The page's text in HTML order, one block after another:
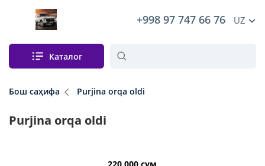
+998 97 747 66 76 UZ
Каталог
Бош саҳифа Purjina orqa oldi
Purjina orqa oldi